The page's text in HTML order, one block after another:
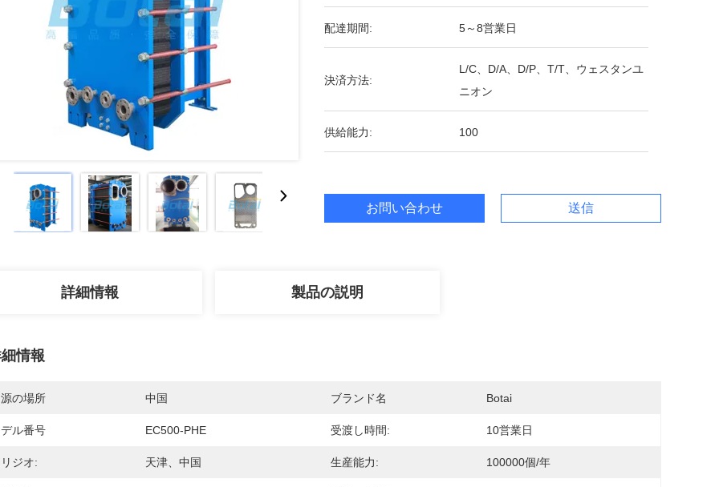
配達期間: 5～8営業日
決済方法:
L/C、D/A、D/P、T/T、ウェスタンユ
ニオン
供給能力: 100
お問い合わせ 送信
詳細情報 製品の説明
情報
の場所 中国 ブランド名 Botai
ル番号 EC500-PHE 受渡し時間: 10営業日
ジオ: 天津、中国 生産能力: 100000個/年